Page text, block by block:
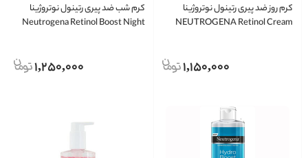
کرم روز ضد پیری رتینول نوتروژینا
NEUTROGENA Retinol Cream
1,150,000
کرم شب ضد پیری رتینول نوتروژینا
Neutrogena Retinol Boost Night
1,250,000